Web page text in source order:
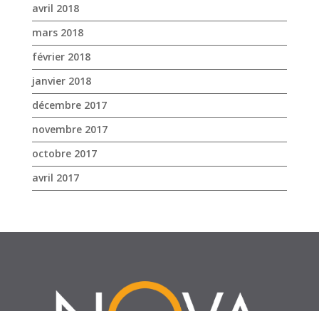
avril 2018
mars 2018
février 2018
janvier 2018
décembre 2017
novembre 2017
octobre 2017
avril 2017